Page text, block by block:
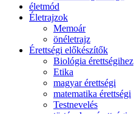
életmód
Életrajzok
Memoár
önéletrajz
Érettségi előkészítők
Biológia érettségihez
Etika
magyar érettségi
matematika érettségi
Testnevelés